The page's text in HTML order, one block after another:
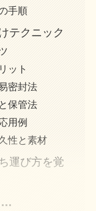
手順
テクニック
ット
密封法
保管法
用例
性と素材
運び方を覚